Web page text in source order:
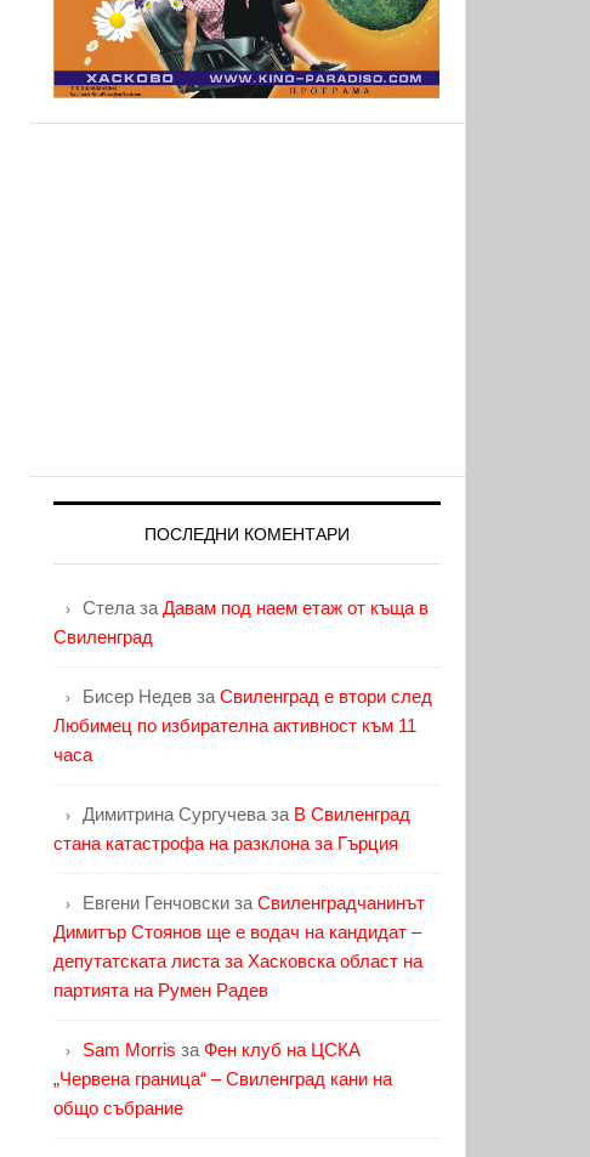
ПОСЛЕДНИ КОМЕНТАРИ
Стела за Давам под наем етаж от къща в
Свиленград
Бисер Недев за Свиленград е втори след
Любимец по избирателна активност към 11
часа
Димитрина Сургучева за В Свиленград
стана катастрофа на разклона за Гърция
Евгени Генчовски за Свиленградчанинът
Димитър Стоянов ще е водач на кандидат –
депутатската листа за Хасковска област на
партията на Румен Радев
Sam Morris за Фен клуб на ЦСКА
„Червена граница“ – Свиленград кани на
общо събрание